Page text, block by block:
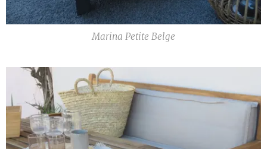
Marina Petite Belge